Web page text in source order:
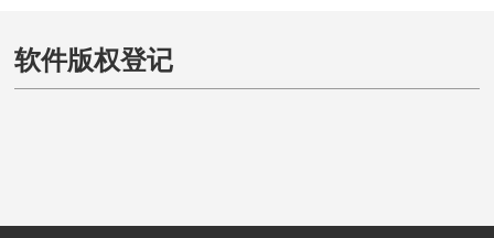
软件版权登记